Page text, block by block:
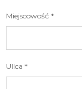
Miejscowość *
Ulica *